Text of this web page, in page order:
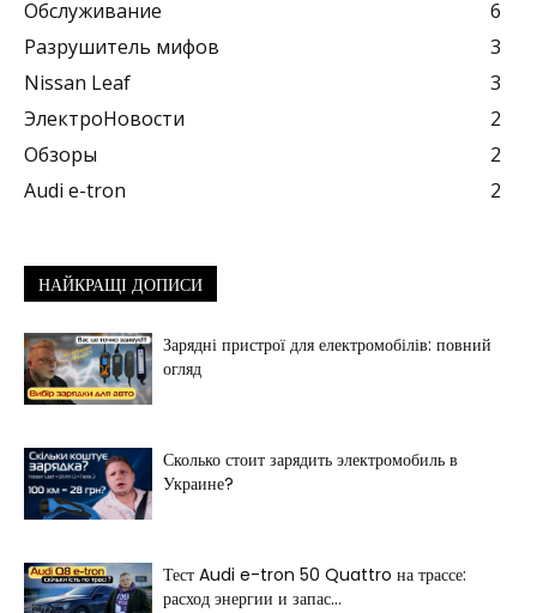
Обслуживание
6
Разрушитель мифов
3
Nissan Leaf
3
ЭлектроНовости
2
Обзоры
2
Audi e-tron
2
НАЙКРАЩІ ДОПИСИ
Зарядні пристрої для електромобілів: повний
огляд
Сколько стоит зарядить электромобиль в
Украине?
Тест Audi e-tron 50 Quattro на трассе:
расход энергии и запас...